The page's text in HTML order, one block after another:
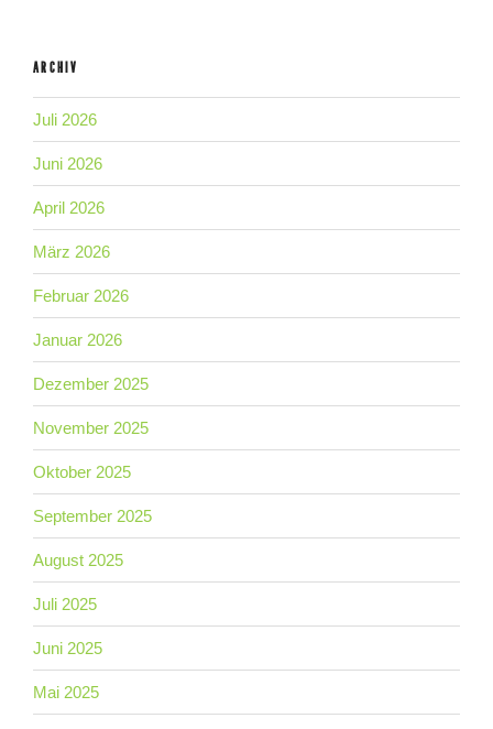
ARCHIV
Juli 2026
Juni 2026
April 2026
März 2026
Februar 2026
Januar 2026
Dezember 2025
November 2025
Oktober 2025
September 2025
August 2025
Juli 2025
Juni 2025
Mai 2025